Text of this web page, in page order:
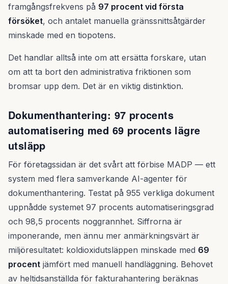
framgångsfrekvens på 97 procent vid första
försöket, och antalet manuella gränssnittsåtgärder
minskade med en tiopotens.
Det handlar alltså inte om att ersätta forskare, utan
om att ta bort den administrativa friktionen som
bromsar upp dem. Det är en viktig distinktion.
Dokumenthantering: 97 procents
automatisering med 69 procents lägre
utsläpp
För företagssidan är det svårt att förbise MADP — ett
system med flera samverkande AI-agenter för
dokumenthantering. Testat på 955 verkliga dokument
uppnådde systemet 97 procents automatiseringsgrad
och 98,5 procents noggrannhet. Siffrorna är
imponerande, men ännu mer anmärkningsvärt är
miljöresultatet: koldioxidutsläppen minskade med 69
procent jämfört med manuell handläggning. Behovet
av heltidsanställda för fakturahantering beräknas